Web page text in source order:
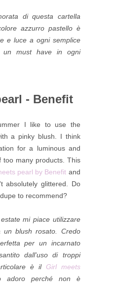
di questa cartella
azzurro pastello è
e luce a ogni semplice
un must have in ogni
- Benefit
I like to use the
a pinky blush. I think
for a luminous and
many products. This
pearl by Benefit and
absolutely glittered. Do
to recommend?
mi piace utilizzare
un blush rosato. Credo
per un incarnato
dall'uso di troppi
è il Girl meets
perché non è